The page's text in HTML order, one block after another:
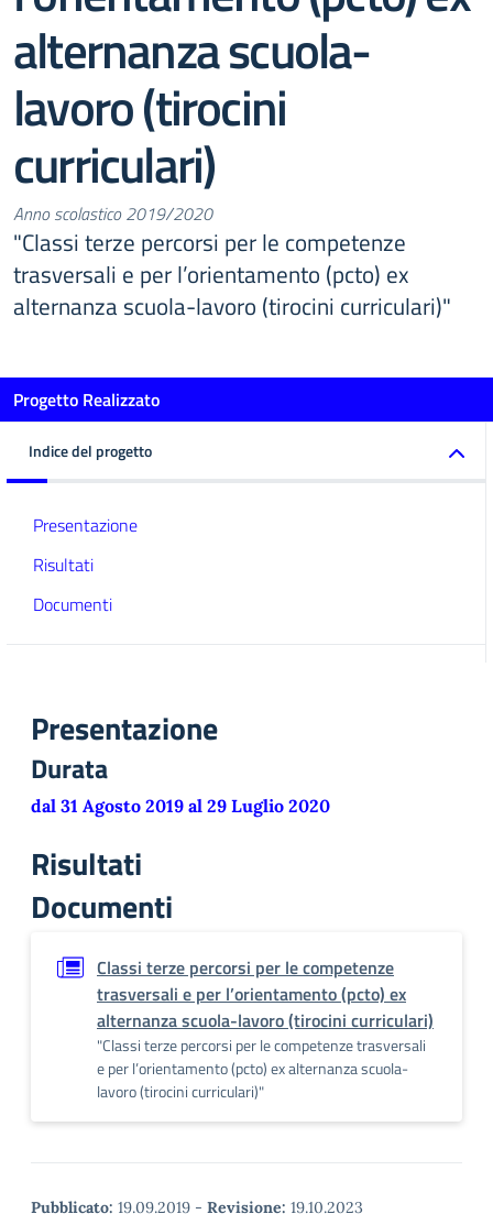
alternanza scuola-
lavoro (tirocini
curriculari)
Anno scolastico 2019/2020
"Classi terze percorsi per le competenze
trasversali e per l’orientamento (pcto) ex
alternanza scuola-lavoro (tirocini curriculari)"
Progetto Realizzato
Indice del progetto
Presentazione
Risultati
Documenti
Presentazione
Durata
dal 31 Agosto 2019 al 29 Luglio 2020
Risultati
Documenti
Classi terze percorsi per le competenze
trasversali e per l’orientamento (pcto) ex
alternanza scuola-lavoro (tirocini curriculari)
"Classi terze percorsi per le competenze trasversali
e per l’orientamento (pcto) ex alternanza scuola-
lavoro (tirocini curriculari)"
Pubblicato: 19.09.2019 - Revisione: 19.10.2023